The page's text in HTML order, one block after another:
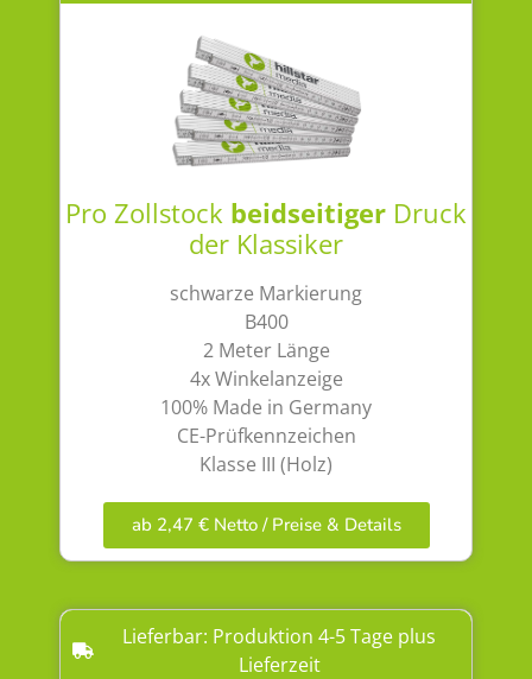
Pro Zollstock beidseitiger Druck
der Klassiker
schwarze Markierung
B400
2 Meter Länge
4x Winkelanzeige
100% Made in Germany
CE-Prüfkennzeichen
Klasse III (Holz)
ab 2,47 € Netto / Preise & Details
Lieferbar: Produktion 4-5 Tage plus
Lieferzeit